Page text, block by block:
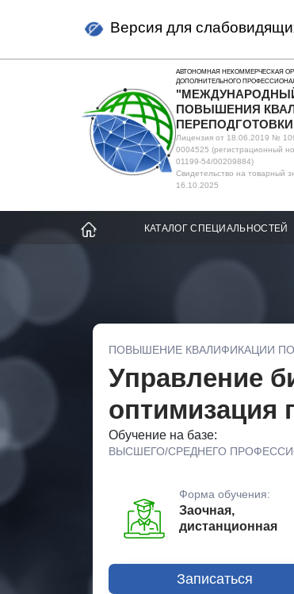
Версия для
АВТОНОМНАЯ НЕКОММЕРЧЕСКАЯ
ДОПОЛНИТЕЛЬНОГО
ПОВЫШЕНИЯ
Лицензия от 18.06.2019 №
0004525 (регистрационный
01199-54/00209884)
Свидетельство на товарный
16.10.2025
КАТАЛОГ СПЕЦИАЛЬНОСТЕЙ
ПОВЫШЕНИЕ КВАЛИФИКАЦИИ
Управление
оптимизация
Обучение на базе:
ВЫСШЕГО/СРЕДНЕГО
Форма обучения:
Заочная,
дистанционная
Записаться